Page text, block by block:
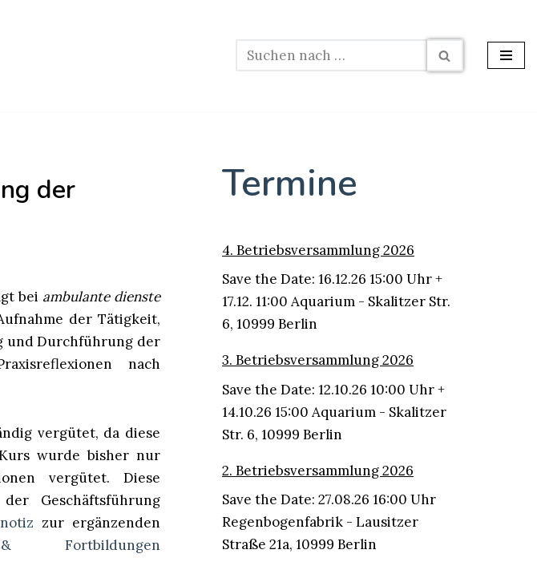
der
bei ambulante dienste
der Tätigkeit,
und Durchführung der
nach
vergütet, da diese
wurde bisher nur
vergütet. Diese
Geschäftsführung
zur ergänzenden
Fortbildungen
Termine
4. Betriebsversammlung 2026
Save the Date: 16.12.26 15:00 Uhr +
17.12. 11:00 Aquarium - Skalitzer Str.
6, 10999 Berlin
3. Betriebsversammlung 2026
Save the Date: 12.10.26 10:00 Uhr +
14.10.26 15:00 Aquarium - Skalitzer
Str. 6, 10999 Berlin
2. Betriebsversammlung 2026
Save the Date: 27.08.26 16:00 Uhr
Regenbogenfabrik - Lausitzer
Straße 21a, 10999 Berlin